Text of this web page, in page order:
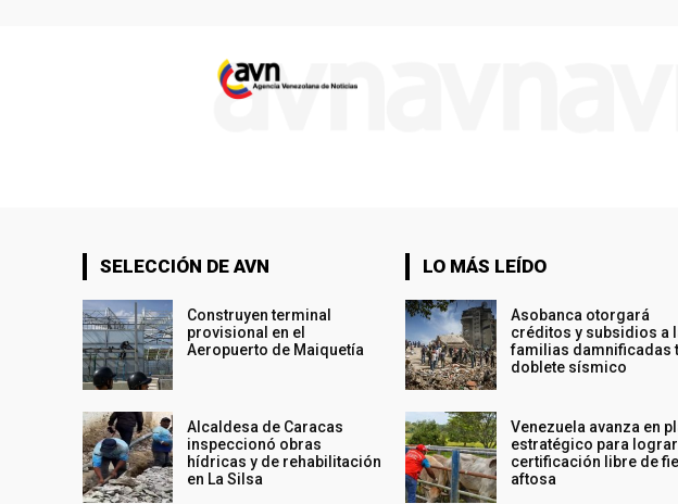
SELECCIÓN DE AVN
Construyen terminal
provisional en el
Aeropuerto de Maiquetía
Alcaldesa de Caracas
inspeccionó obras
hídricas y de rehabilitación
en La Silsa
LO MÁS LEÍDO
Asobanca otorgará
créditos y subsidios a
familias damnificadas
doblete sísmico
Venezuela avanza en
estratégico para lograr
certificación libre de
aftosa